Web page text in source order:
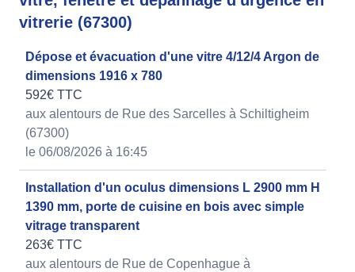
vitrerie (67300)
Dépose et évacuation d'une vitre 4/12/4 Argon de
dimensions 1916 x 780
592€ TTC
aux alentours de Rue des Sarcelles à Schiltigheim
(67300)
le 06/08/2026 à 16:45
Installation d'un oculus dimensions L 2900 mm H
1390 mm, porte de cuisine en bois avec simple
vitrage transparent
263€ TTC
aux alentours de Rue de Copenhague à